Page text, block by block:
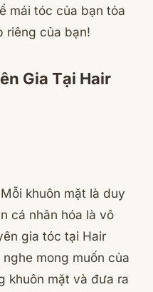
mái tóc của bạn tỏa
riêng của bạn!
Gia Tại Hair
Mỗi khuôn mặt là duy
cá nhân hóa là vô
gia tóc tại Hair
mong muốn của
khuôn mặt và đưa ra